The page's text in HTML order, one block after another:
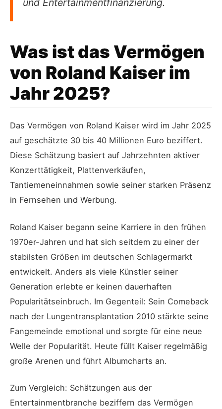
und Entertainmentfinanzierung.
Was ist das Vermögen
von Roland Kaiser im
Jahr 2025?
Das Vermögen von Roland Kaiser wird im Jahr 2025
auf geschätzte 30 bis 40 Millionen Euro beziffert.
Diese Schätzung basiert auf Jahrzehnten aktiver
Konzerttätigkeit, Plattenverkäufen,
Tantiemeneinnahmen sowie seiner starken Präsenz
in Fernsehen und Werbung.
Roland Kaiser begann seine Karriere in den frühen
1970er-Jahren und hat sich seitdem zu einer der
stabilsten Größen im deutschen Schlagermarkt
entwickelt. Anders als viele Künstler seiner
Generation erlebte er keinen dauerhaften
Popularitätseinbruch. Im Gegenteil: Sein Comeback
nach der Lungentransplantation 2010 stärkte seine
Fangemeinde emotional und sorgte für eine neue
Welle der Popularität. Heute füllt Kaiser regelmäßig
große Arenen und führt Albumcharts an.
Zum Vergleich: Schätzungen aus der
Entertainmentbranche beziffern das Vermögen